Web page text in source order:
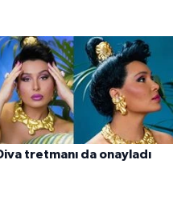
tretmanı da onayladı